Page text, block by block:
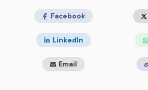
Facebook
LinkedIn
Email